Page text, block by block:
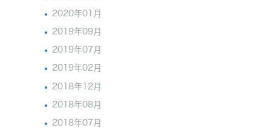
2020年01月
2019年09月
2019年07月
2019年02月
2018年12月
2018年08月
2018年07月